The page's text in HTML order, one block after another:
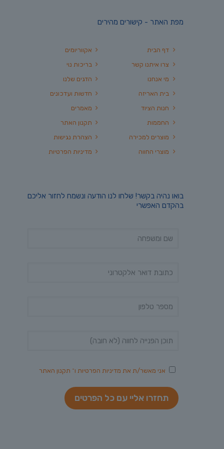
מפת האתר - קישורים מהירים
אקווריומים
בריכות נוי
הדגים שלנו
חדשות ועדכונים
מאמרים
תקנון האתר
הצהרת נגישות
מדיניות הפרטיות
דף הבית
צרו איתנו קשר
מי אנחנו
בית האריזה
חנות הציוד
החממות
מוצרים למכירה
מוצרי החווה
בואו נהיה בקשר! שלחו לנו הודעה ונשמח לחזור אליכם
בהקדם האפשרי
אני מאשר/ת את מדיניות הפרטיותו־ תקנון האתר